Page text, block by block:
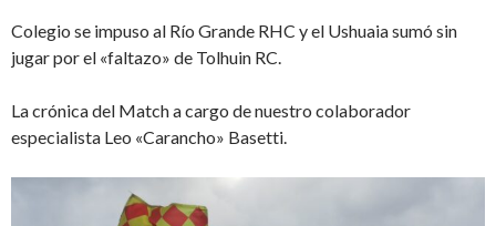
Colegio se impuso al Río Grande RHC y el Ushuaia sumó sin
jugar por el «faltazo» de Tolhuin RC.
La crónica del Match a cargo de nuestro colaborador
especialista Leo «Carancho» Basetti.